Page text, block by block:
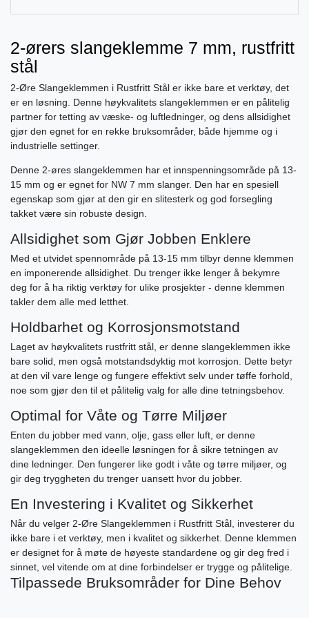
2-ørers slangeklemme 7 mm, rustfritt
stål
2-Øre Slangeklemmen i Rustfritt Stål er ikke bare et verktøy, det
er en løsning. Denne høykvalitets slangeklemmen er en pålitelig
partner for tetting av væske- og luftledninger, og dens allsidighet
gjør den egnet for en rekke bruksområder, både hjemme og i
industrielle settinger.
Denne 2-øres slangeklemmen har et innspenningsområde på 13-
15 mm og er egnet for NW 7 mm slanger. Den har en spesiell
egenskap som gjør at den gir en slitesterk og god forsegling
takket være sin robuste design.
Allsidighet som Gjør Jobben Enklere
Med et utvidet spennområde på 13-15 mm tilbyr denne klemmen
en imponerende allsidighet. Du trenger ikke lenger å bekymre
deg for å ha riktig verktøy for ulike prosjekter - denne klemmen
takler dem alle med letthet.
Holdbarhet og Korrosjonsmotstand
Laget av høykvalitets rustfritt stål, er denne slangeklemmen ikke
bare solid, men også motstandsdyktig mot korrosjon. Dette betyr
at den vil vare lenge og fungere effektivt selv under tøffe forhold,
noe som gjør den til et pålitelig valg for alle dine tetningsbehov.
Optimal for Våte og Tørre Miljøer
Enten du jobber med vann, olje, gass eller luft, er denne
slangeklemmen den ideelle løsningen for å sikre tetningen av
dine ledninger. Den fungerer like godt i våte og tørre miljøer, og
gir deg tryggheten du trenger uansett hvor du jobber.
En Investering i Kvalitet og Sikkerhet
Når du velger 2-Øre Slangeklemmen i Rustfritt Stål, investerer du
ikke bare i et verktøy, men i kvalitet og sikkerhet. Denne klemmen
er designet for å møte de høyeste standardene og gir deg fred i
sinnet, vel vitende om at dine forbindelser er trygge og pålitelige.
Tilpassede Bruksområder for Dine Behov